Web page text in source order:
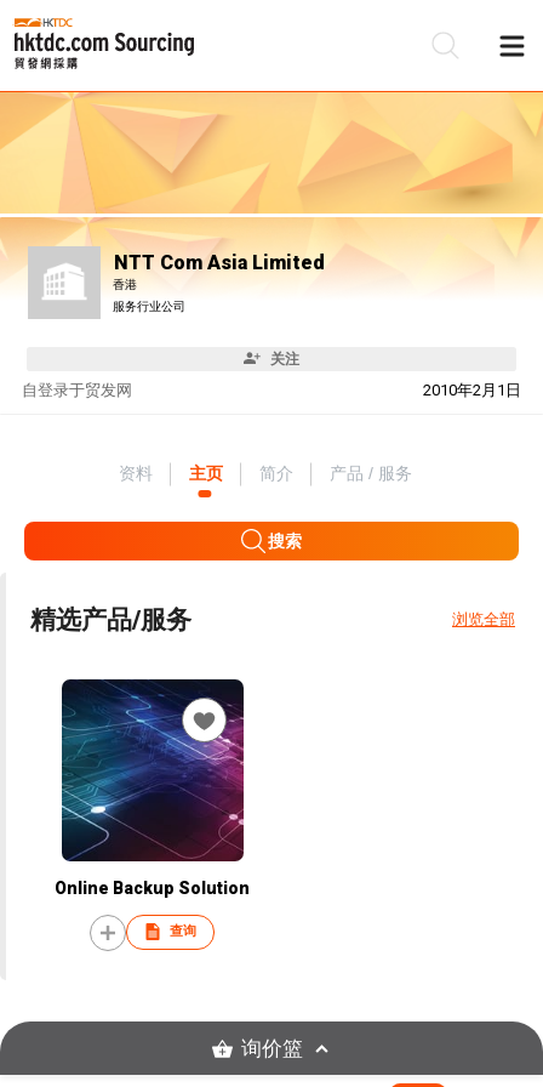
NTT Com Asia Limited
香港
服务行业公司
关注
自 2010年2月1日
登录于贸发网
资料 主页 简介 产品 / 服务
搜索
精选产品/服务 浏览全部
Online Backup Solution
查询
询价篮